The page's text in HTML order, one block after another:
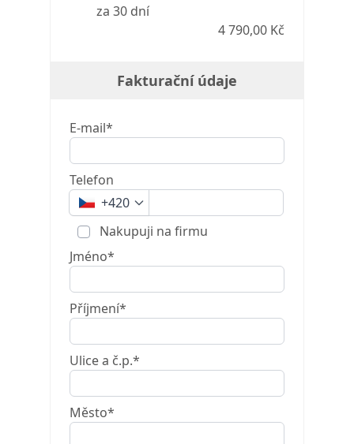
za 30 dní
4 790,00 Kč
Fakturační údaje
E-mail*
Telefon
+420
Nakupuji na firmu
Jméno*
Příjmení*
Ulice a č.p.*
Město*